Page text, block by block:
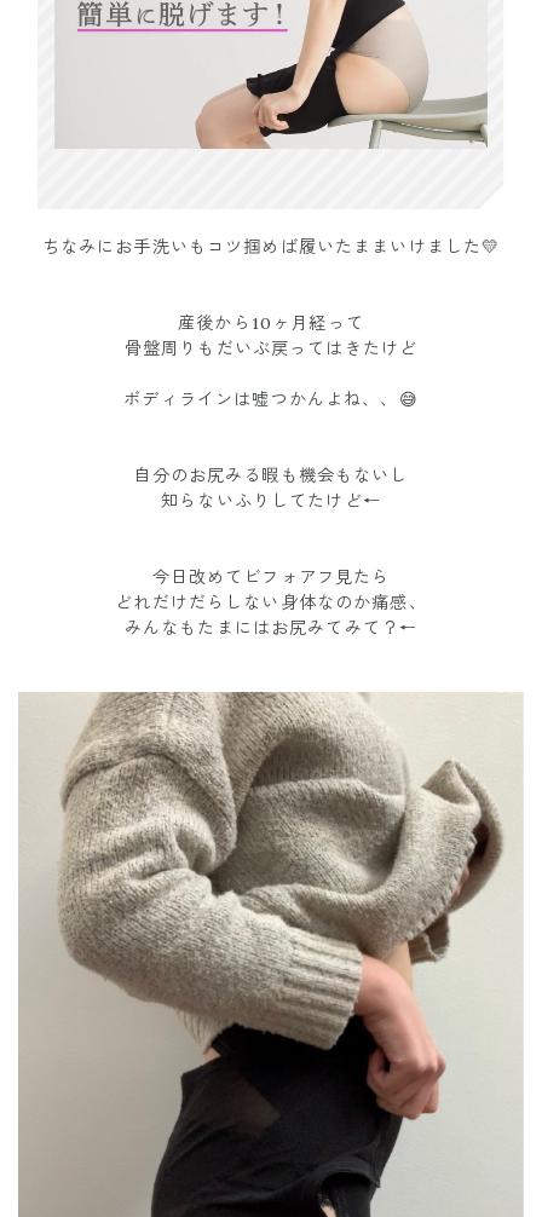
ちなみにお手洗いもコツ掴めば履いたままいけました💛
産後から10ヶ月経って
骨盤周りもだいぶ戻ってはきたけど
ボディラインは嘘つかんよね、、😅
自分のお尻みる暇も機会もないし
知らないふりしてたけど←
今日改めてビフォアフ見たら
どれだけだらしない身体なのか痛感、
みんなもたまにはお尻みてみて？←